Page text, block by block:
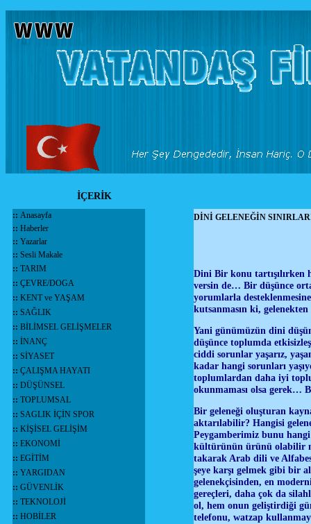
İÇERİK
:: Anasayfa
:: Haberler
:: Yazarlar
:: Sesli Makale
:: TARIM
:: ÇEVRE/DOGA
:: KENT ve YAŞAM
:: SAĞLIK
:: BİLİMSEL GELİŞMELER
:: İNANÇ
:: SİYASET
:: ÇALIŞMA HAYATI
:: DÜŞÜNSEL
:: TOPLUMSAL
:: SAGLIK İÇİN SPOR
:: KİŞİSEL GELİŞİM
:: EKONOMİ
:: EGİTİM
:: YARGIDAN
:: GÜVENLİK
:: TEKNOLOJİ
:: HOBİLER
DİNİ GELENEĞİN
Dini Bir konu tartışılırken
versin de… Bir düşünce
yorumlarla
kutsanmasın ki,
Yani günümüzün dini
düşünce toplumda
ciddi sorunlar yaşarız,
kadar hangi sorunları
toplumlardan daha iyi
okunmaması olsa gerek…
Bir geleneği oluşturan
aktarılabilir? Hangisi
Peygamberimiz bunu
kültürünün ürünü olabilir
takarak Arab dili ve
şeye karşı gelmek gibi bir
gelenekçisinden, en
gereçleri, daha çok da
ol, hem onun geliştirdiği
telefonu, watzap